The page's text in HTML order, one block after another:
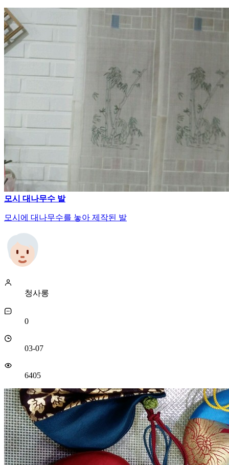
모시 대나무수 발
모시에 대나무수를 놓아 제작된 발
청사롱
0
03-07
6405